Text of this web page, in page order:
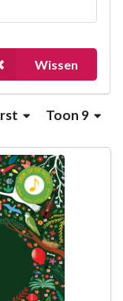
Wissen
Toon 9